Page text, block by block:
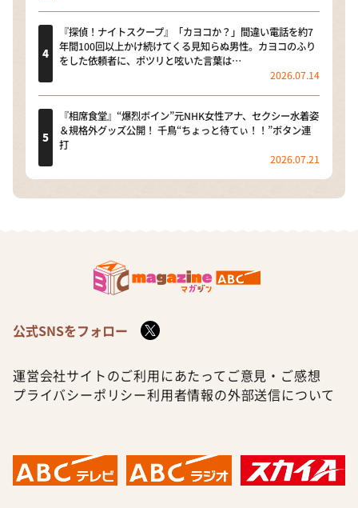
『探偵！ナイトスクープ』「カヨコか？」間違い電話を約7
年間100回以上かけ続けてくる見知らぬ男性。カヨコのふり
をした依頼者に、ポツリと呟いた言葉は…
2026.07.14
『相席食堂』“爆烈ボイン”元NHK女性アナ、セクシー水着姿
＆規格外グッズ公開！ 千鳥“ちょっと待てぃ！！”ボタン連
打
2026.07.21
公式SNSをフォロー
運営会社サイトのご利用にあたって ご意見・ご感想
プライバシーポリシー利用者情報の外部送信について